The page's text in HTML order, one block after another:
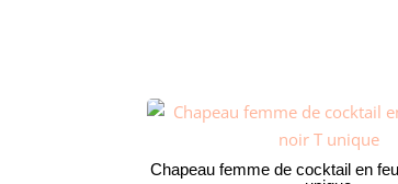
Chapeau femme de cocktail en